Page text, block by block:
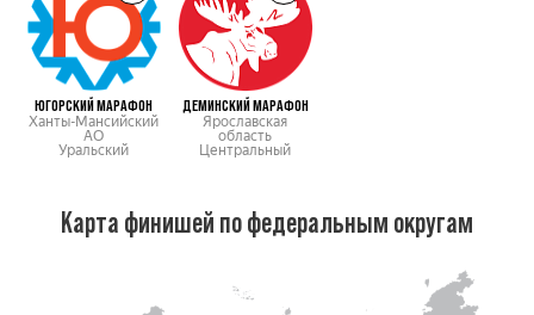
ЮГОРСКИЙ МАРАФОН
Ханты-Мансийский
АО
Уральский
ДЕМИНСКИЙ МАРАФОН
Ярославская
область
Центральный
Карта финишей по федеральным округам